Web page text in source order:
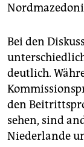
Bei den
deutlich.
den
sehen, sind
Niederlande